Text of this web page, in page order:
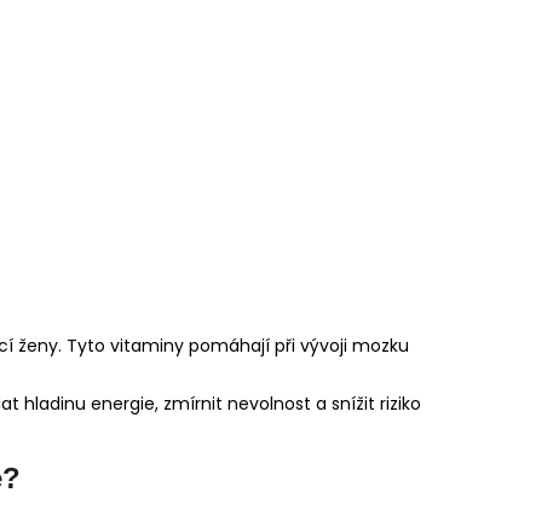
ženy. Tyto vitaminy pomáhají při vývoji mozku
hladinu energie, zmírnit nevolnost a snížit riziko